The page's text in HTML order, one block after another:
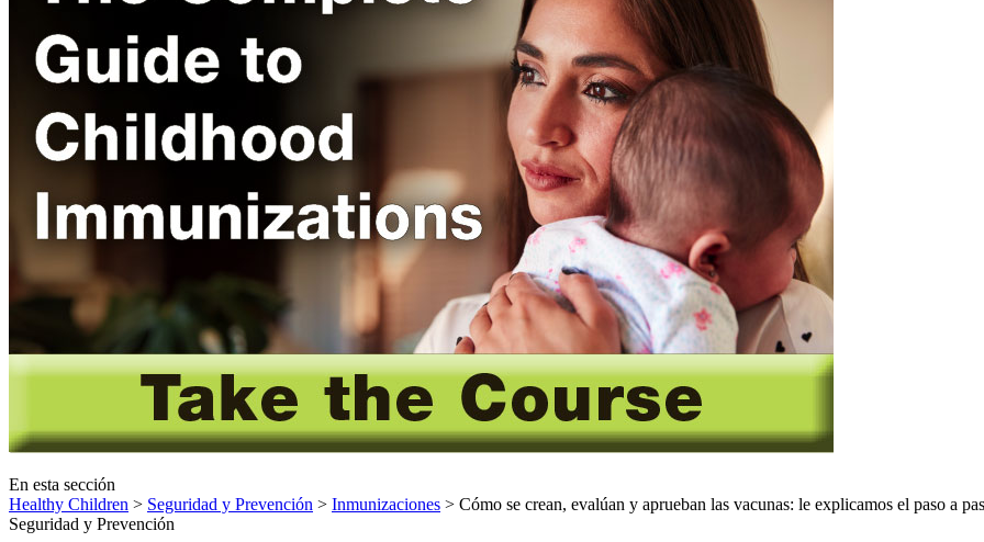
En esta sección
Healthy Children > Seguridad y Prevención > Inmunizaciones > Cómo se crean, evalúan y aprueban las vacunas: le explicamos el paso a
Seguridad y Prevención